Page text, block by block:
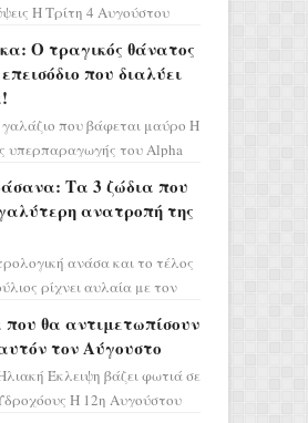
Η Τρίτη 4 Αυγούστου
η Αφροδίτη πρ...
Ο τραγικός θάνατος
που διαλύει
που βάφεται μαύρο Η
υπερπαραγωγής του Alpha
από... Τα 3 ζώδια που
ανατροπή της
ανάσα και το τέλος
ρίχνει αυλαία με τον
τω...
θα αντιμετωπίσουν
τον Αύγουστο
Έκλειψη βάζει φωτιά σε
Η 12η Αυγούστου